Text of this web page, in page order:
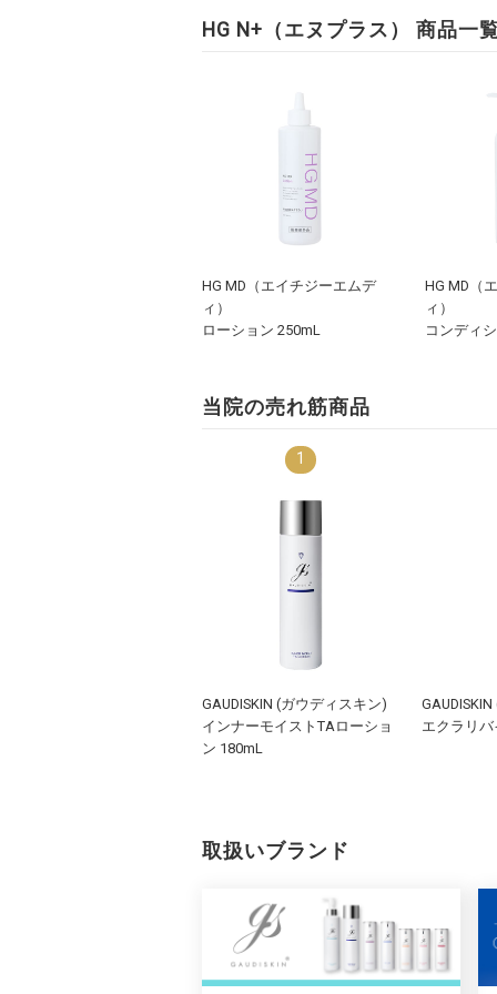
HG N+（エヌプラス） 商品一
HG MD（エイチジーエムデ
ィ）
ローション 250mL
HG MD（
ィ）
コンディ
当院の売れ筋商品
1
GAUDISKIN (ガウディスキン)
インナーモイストTAローショ
ン 180mL
エクラリバ
取扱いブランド